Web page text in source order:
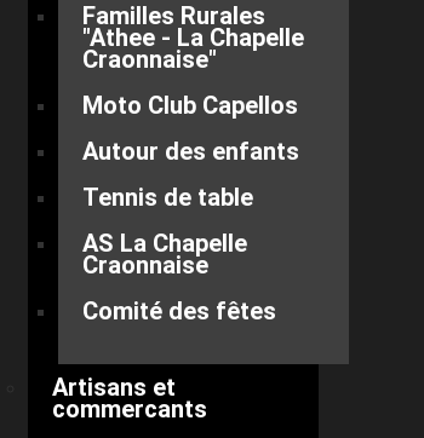
Familles Rurales
"Athee - La Chapelle
Craonnaise"
Moto Club Capellos
Autour des enfants
Tennis de table
AS La Chapelle
Craonnaise
Comité des fêtes
Artisans et
commercants